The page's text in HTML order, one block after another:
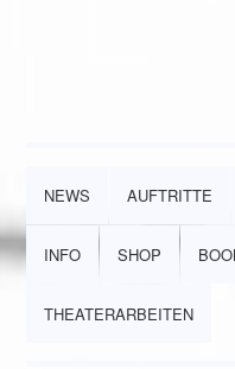
NEWS AUFTRITTE
INFO SHOP
THEATERARBEITEN